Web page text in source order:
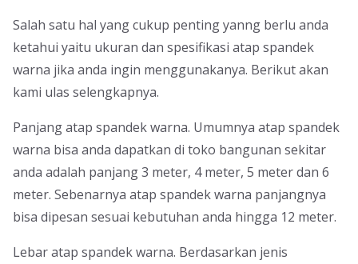
Salah satu hal yang cukup penting yanng berlu anda
ketahui yaitu ukuran dan spesifikasi atap spandek
warna jika anda ingin menggunakanya. Berikut akan
kami ulas selengkapnya.
Panjang atap spandek warna. Umumnya atap spandek
warna bisa anda dapatkan di toko bangunan sekitar
anda adalah panjang 3 meter, 4 meter, 5 meter dan 6
meter. Sebenarnya atap spandek warna panjangnya
bisa dipesan sesuai kebutuhan anda hingga 12 meter.
Lebar atap spandek warna. Berdasarkan jenis